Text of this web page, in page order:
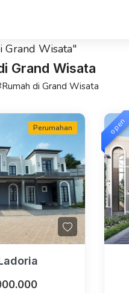
Grand Wisata"
Grand Wisata
di Grand Wisata
Perumahan open